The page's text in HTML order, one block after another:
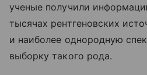
ученые получили
тысячах рентгеновских
и наиболее однородную
выборку такого рода.